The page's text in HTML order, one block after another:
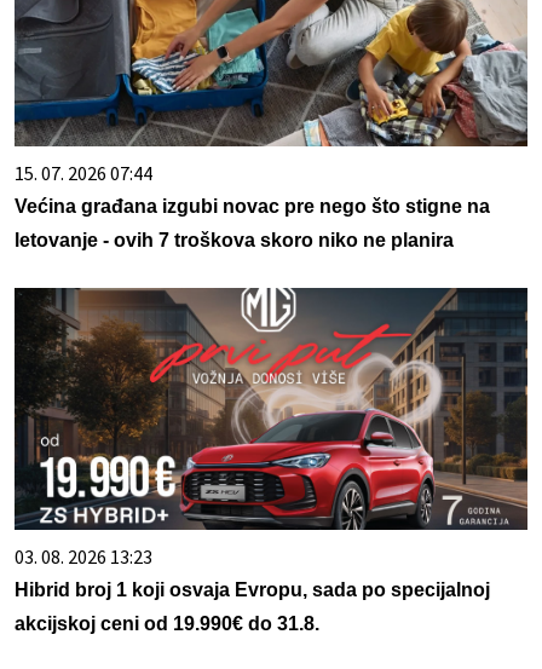
15. 07. 2026 07:44
Većina građana izgubi novac pre nego što stigne na
letovanje - ovih 7 troškova skoro niko ne planira
03. 08. 2026 13:23
Hibrid broj 1 koji osvaja Evropu, sada po specijalnoj
akcijskoj ceni od 19.990€ do 31.8.